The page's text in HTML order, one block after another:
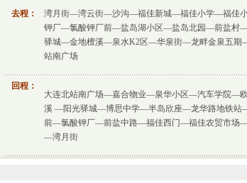
去程：
湾月街—湾云街—沙沟—福佳新城—福佳小学—福佳
钾厂—氯酸钾厂前—盐岛湖小区—盐岛北园—前盐
驿城—金地檀溪—泉水K2区—华泉街—龙畔金泉五
站南广场
回程：
大连北站南广场—嘉合物业—泉华小区—汽车学院—
溪 —阳光驿城—博思中学—半岛欣座—龙华路地铁
前—氯酸钾厂—前盐中路—福佳西门—福佳农贸市
—湾月街